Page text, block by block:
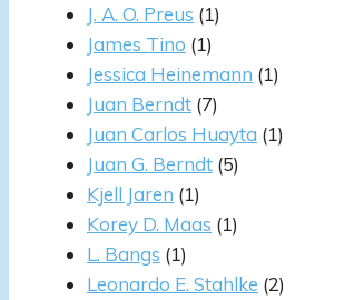
J. A. O. Preus (1)
James Tino (1)
Jessica Heinemann (1)
Juan Berndt (7)
Juan Carlos Huayta (1)
Juan G. Berndt (5)
Kjell Jaren (1)
Korey D. Maas (1)
L. Bangs (1)
Leonardo E. Stahlke (2)